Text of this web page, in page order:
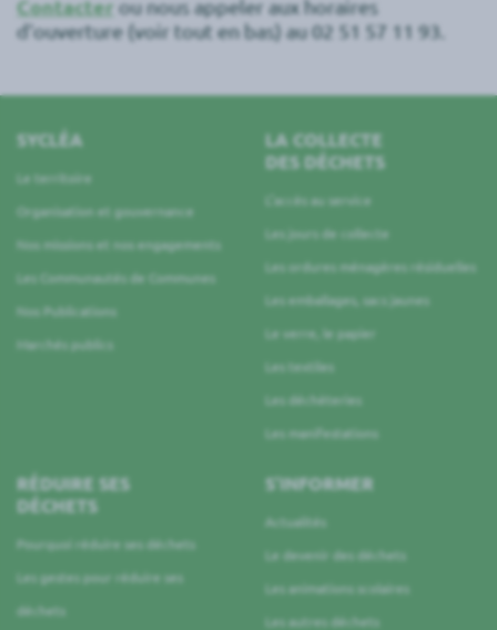
Contacter ou nous appeler aux horaires
d’ouverture (voir tout en bas) au 02 51 57 11 93.
SYCLÉA
Le territoire
Organisation et gouvernance
Nos missions et nos engagements
Les Communautés de Communes
Nos Publications
Marchés publics
LA COLLECTE
DES DÉCHETS
L’accès au service
Les jours de collecte
Les ordures ménagères résiduelles
Les emballages, sacs jaunes
Le verre, le papier
Les textiles
Les déchèteries
Les manifestations
RÉDUIRE SES
DÉCHETS
Pourquoi réduire ses déchets
Les gestes pour réduire ses
déchets
S’INFORMER
Actualités
Le devenir des déchets
Les animations scolaires
Les autres déchets